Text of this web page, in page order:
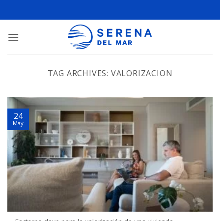
TAG ARCHIVES: VALORIZACION
24
May